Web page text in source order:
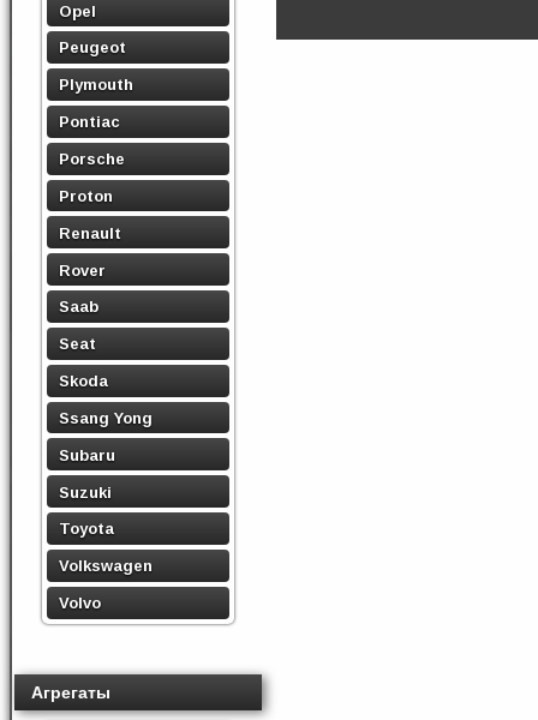
Opel
Peugeot
Plymouth
Pontiac
Porsche
Proton
Renault
Rover
Saab
Seat
Skoda
Ssang Yong
Subaru
Suzuki
Toyota
Volkswagen
Volvo
Агрегаты